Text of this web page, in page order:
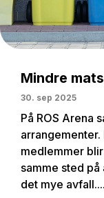
Mindre
30. sep 2025
På ROS Arena
medlemmer
samme sted
det mye avfall....